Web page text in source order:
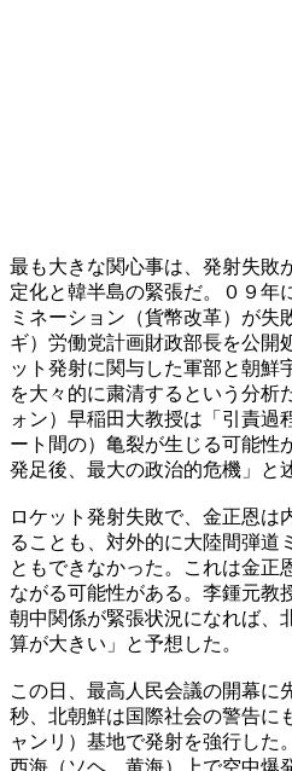
最も大きな関心事は、発射失敗
定化と韓半島の緊張だ。０９年
ミネーション（貨幣改革）が失
ギ）労働党計画財政部長を公開
ット発射に関与した軍部と朝鮮
を大々的に粛清するという分析
ォン）早稲田大教授は「引責過
ート間の）亀裂が生じる可能性
発足後、最大の政治的危機」と
ロケット発射失敗で、金正恩は
ることも、対外的に大陸間弾道
ともできなかった。これは金正
ながる可能性がある。李鍾元教
朝中関係が緊張状況になれば、
算が大きい」と予想した。
この日、最高人民会議の開幕に
秒、北朝鮮は国際社会の警告に
ャンリ）基地で発射を強行した
西海（ソヘ、黄海）上で空中爆